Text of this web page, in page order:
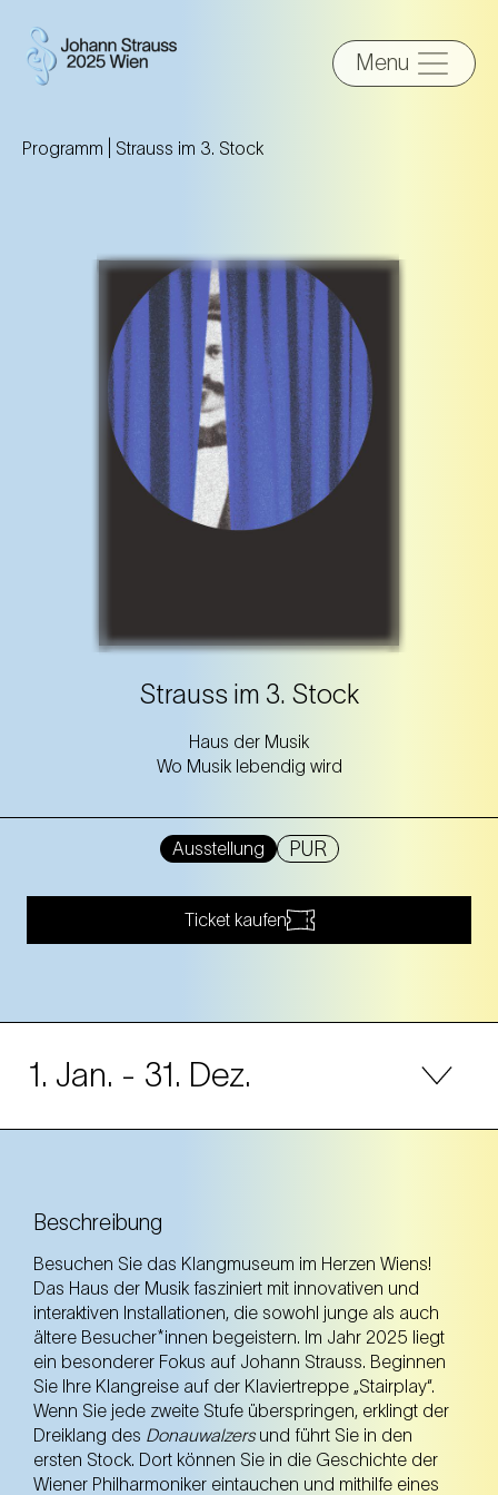
Menu
Programm | Strauss im 3. Stock
Strauss im 3. Stock
Haus der Musik
Wo Musik lebendig wird
Ausstellung PUR
Ticket kaufen
1. Jan. - 31. Dez.
ab 10.00 Uhr
Di
ab 10.00 Uhr
Mi
ab 10.00 Uhr
Do
ab 10.00 Uhr
Beschreibung
Besuchen Sie das Klangmuseum im Herzen Wiens!
Das Haus der Musik fasziniert mit innovativen und
interaktiven Installationen, die sowohl junge als auch
ältere Besucher*innen begeistern. Im Jahr 2025 liegt
ein besonderer Fokus auf Johann Strauss. Beginnen
Sie Ihre Klangreise auf der Klaviertreppe „Stairplay“.
Wenn Sie jede zweite Stufe überspringen, erklingt der
Dreiklang des Donauwalzersund führt Sie in den
ersten Stock. Dort können Sie in die Geschichte der
Wiener Philharmoniker eintauchen und mithilfe eines